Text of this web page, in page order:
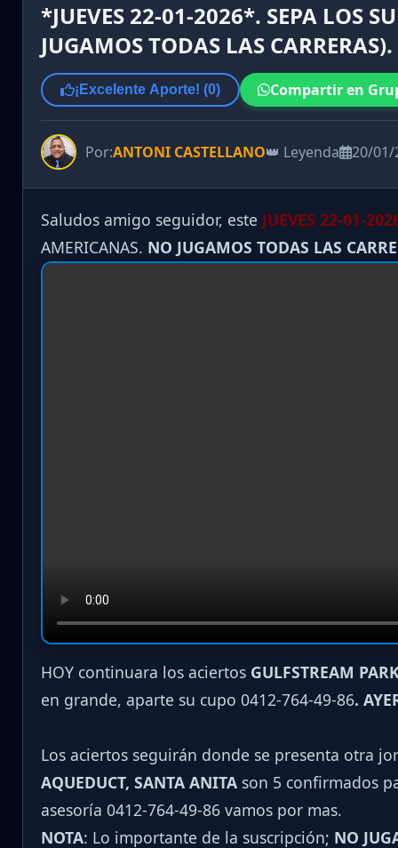
*JUEVES 22-01-2026*. SEPA LOS
JUGAMOS TODAS LAS
¡Excelente Aporte! (0) Compartir en
Por:ANTONI CASTELLANO👑 Leyenda 20/01/
Saludos amigo seguidor, este JUEVES 22-01-
AMERICANAS. NO JUGAMOS TODAS LAS
HOY continuara los aciertos GULFSTREAM
en grande, aparte su cupo 0412-764-49-86.
Los aciertos seguirán donde se presenta otra
AQUEDUCT, SANTA ANITA son 5 confirmados
asesoría 0412-764-49-86 vamos por mas.
NOTA: Lo importante de la suscripción; NO